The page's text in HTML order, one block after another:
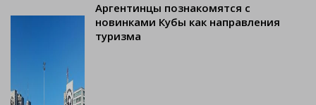
Аргентинцы познакомятся с
новинками Кубы как направления
туризма